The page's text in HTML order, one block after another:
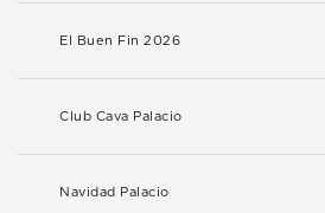
El Buen Fin 2026
Club Cava Palacio
Navidad Palacio